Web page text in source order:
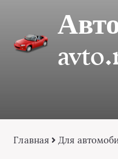
Главная Для